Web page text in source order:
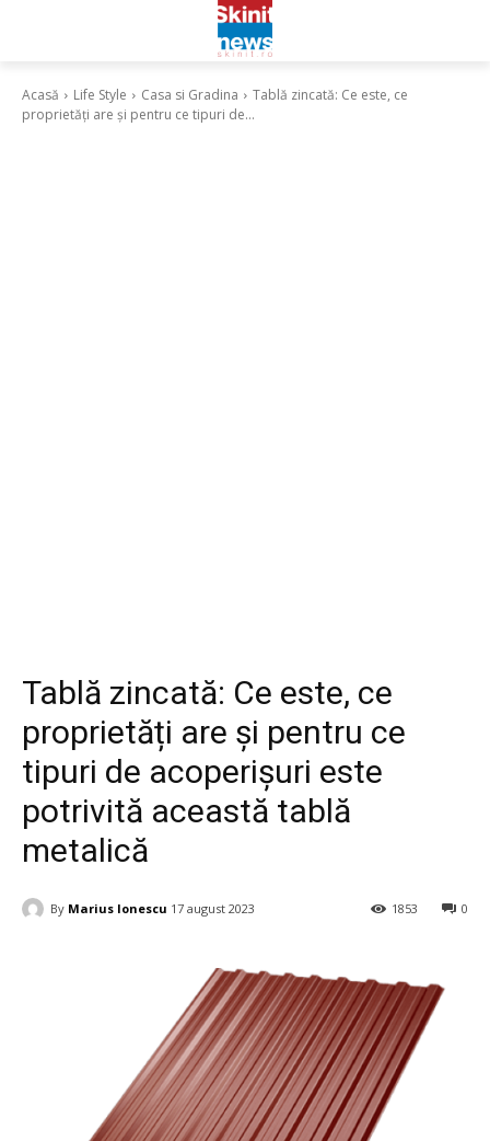
Acasă Life Style Casa si Gradina
Tablă zincată: Ce este, ce
proprietăți are și pentru ce tipuri de...
Tablă zincată: Ce este, ce
proprietăți are și pentru ce
tipuri de acoperișuri este
potrivită această tablă
metalică
By Marius Ionescu 17 august 2023 0
1853